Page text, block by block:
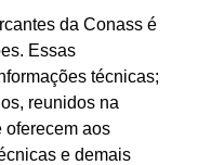
da Conass é
Essas
técnicas;
reunidos na
oferecem aos
e demais